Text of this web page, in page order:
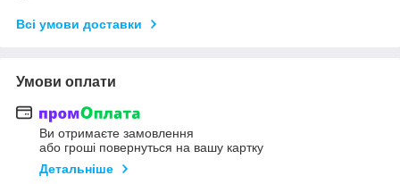
Всі умови доставки
Умови оплати
Ви отримаєте замовлення
або гроші повернуться на вашу картку
Детальніше